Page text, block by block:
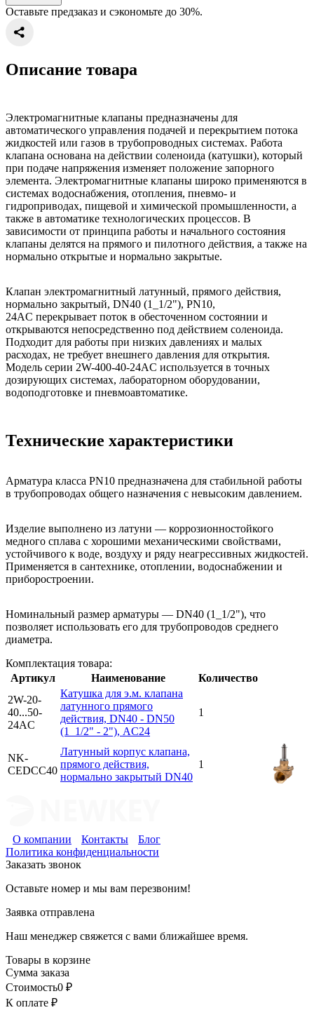
Оставьте предзаказ и сэкономьте до 30%.
Описание товара
Клапан электромагнитный латунный, прямого действия,
нормально закрытый, DN40 (1_1/2"), PN10,
24AC перекрывает поток в обесточенном состоянии и
открываются непосредственно под действием соленоида.
Подходит для работы при низких давлениях и малых
расходах, не требует внешнего давления для открытия.
Модель серии 2W-400-40-24AC используется в точных
дозирующих системах, лабораторном оборудовании,
водоподготовке и пневмоавтоматике.
Электромагнитные клапаны предназначены для
автоматического управления подачей и перекрытием потока
жидкостей или газов в трубопроводных системах. Работа
клапана основана на действии соленоида (катушки), который
при подаче напряжения изменяет положение запорного
элемента. Электромагнитные клапаны широко применяются в
системах водоснабжения, отопления, пневмо- и
гидроприводах, пищевой и химической промышленности, а
также в автоматике технологических процессов. В
зависимости от принципа работы и начального состояния
клапаны делятся на прямого и пилотного действия, а также на
нормально открытые и нормально закрытые.
Технические характеристики
Арматура класса PN10 предназначена для стабильной работы
в трубопроводах общего назначения с невысоким давлением.
Изделие выполнено из латуни — коррозионностойкого
медного сплава с хорошими механическими свойствами,
устойчивого к воде, воздуху и ряду неагрессивных жидкостей.
Применяется в сантехнике, отоплении, водоснабжении и
приборостроении.
Номинальный размер арматуры — DN40 (1_1/2"), что
позволяет использовать его для трубопроводов среднего
диаметра.
Комплектация товара:
Артикул
Наименование
Количество
2W-20-
40...50-
24AC
Катушка для э.м. клапана
латунного прямого
действия, DN40 - DN50
(1_1/2" - 2"), AC24
1
NK-
CEDCС40
Латунный корпус клапана,
прямого действия,
нормально закрытый DN40
1
О компании Контакты
Блог
Политика конфиденциальности
Заказать звонок
Оставьте номер и мы вам перезвоним!
Заявка отправлена
Наш менеджер свяжется с вами ближайшее время.
Товары в корзине
Сумма заказа
Стоимость0 ₽
К оплате ₽